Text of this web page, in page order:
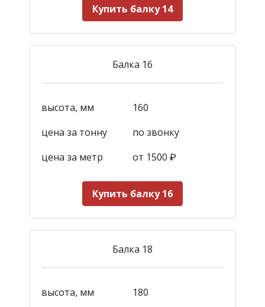
Купить балку 14
Балка 16
высота, мм
160
цена за тонну
по звонку
цена за метр
от 1500 ₽
Купить балку 16
Балка 18
высота, мм
180